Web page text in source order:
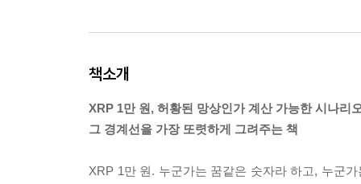
책소개
XRP 1만 원, 허황된 망상인가 계산 가능한 시나리
그 경계선을 가장 또렷하게 그려주는 책
XRP 1만 원. 누군가는 꿈같은 숫자라 하고, 누군